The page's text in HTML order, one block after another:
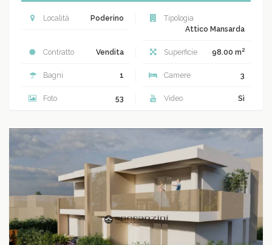
Località Poderino
Tipologia
Attico Mansarda
Contratto Vendita Superficie 98.00 m2
Bagni 1 Camere 3
Foto 53 Video Sì